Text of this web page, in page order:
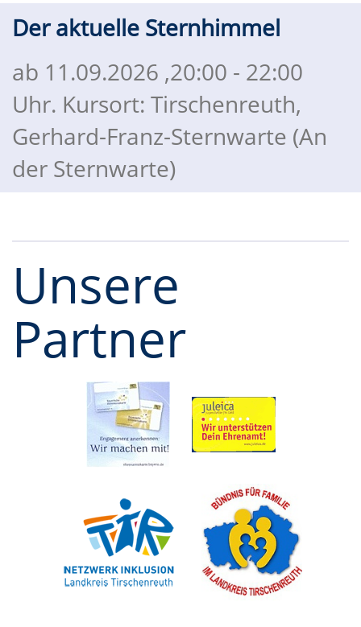
Der aktuelle Sternhimmel
ab 11.09.2026 ,20:00 - 22:00
Uhr. Kursort: Tirschenreuth,
Gerhard-Franz-Sternwarte (An
der Sternwarte)
Unsere
Partner